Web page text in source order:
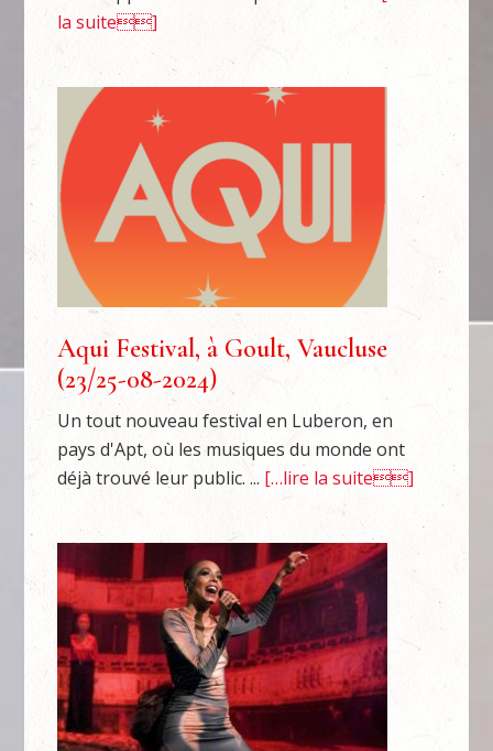
la suite]
Aqui Festival, à Goult, Vaucluse
(23/25-08-2024)
Un tout nouveau festival en Luberon, en
pays d'Apt, où les musiques du monde ont
déjà trouvé leur public. ... […lire la suite]